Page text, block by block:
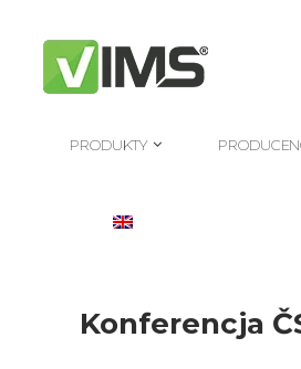
PRODUKTY
Konferencja